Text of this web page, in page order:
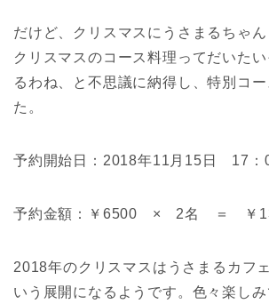
だけど、クリスマスにうさまるちゃ
クリスマスのコース料理ってだいた
るわね、と不思議に納得し、特別コ
た。
予約開始日：2018年11月15日 17：
予約金額：￥6500 × 2名 ＝ ￥
2018年のクリスマスはうさまるカフ
いう展開になるようです。色々楽し